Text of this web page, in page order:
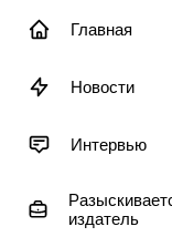
Главная
Новости
Интервью
издатель